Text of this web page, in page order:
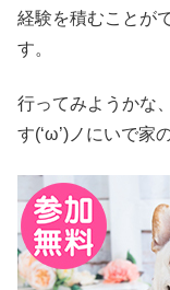
経験を積むことが
す。
行ってみようかな
す(‘ω’)ノにいで家